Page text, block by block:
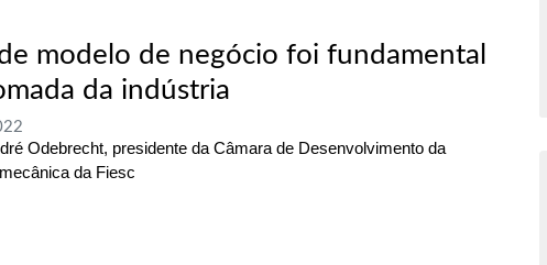
modelo de negócio foi fundamental
da indústria
Odebrecht, presidente da Câmara de Desenvolvimento da
da Fiesc